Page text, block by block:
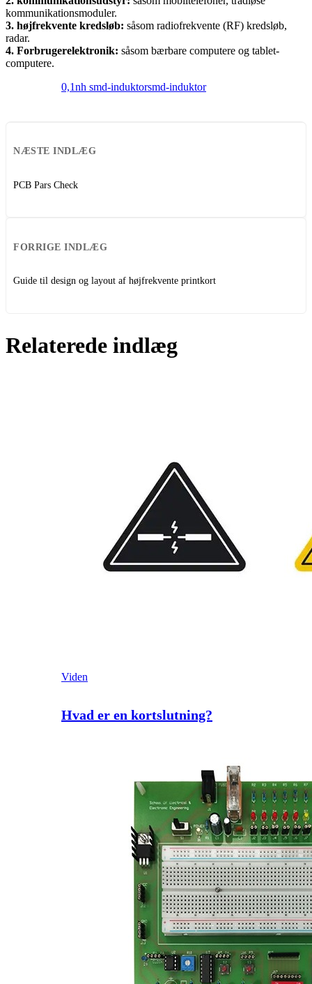
kommunikationsmoduler.
3. højfrekvente kredsløb: såsom radiofrekvente (RF) kredsløb,
radar.
4. Forbrugerelektronik: såsom bærbare computere og tablet-
computere.
0,1nh smd-induktorsmd-induktor
FORRIGE INDLÆG
Guide til design og layout af højfrekvente printkort
NÆSTE INDLÆG
PCB Pars Check
Relaterede indlæg
Viden
Hvad er en kortslutning?